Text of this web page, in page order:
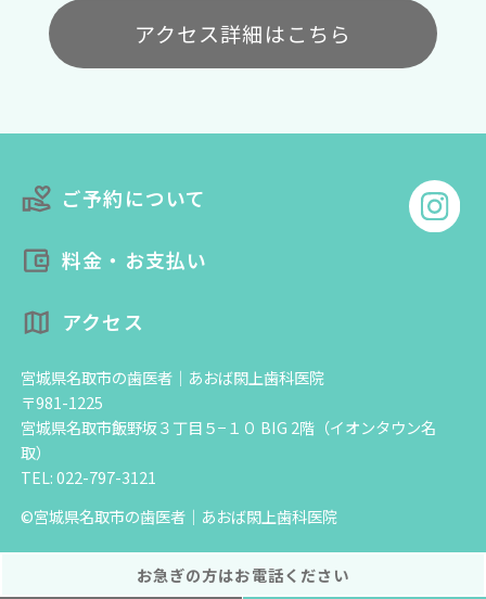
アクセス詳細はこちら
ご予約について
料金・お支払い
アクセス
宮城県名取市の歯医者｜あおば閖上歯科医院
〒981-1225
宮城県名取市飯野坂３丁目５−１０ BIG 2階（イオンタウン名
取）
TEL: 022-797-3121
©宮城県名取市の歯医者｜あおば閖上歯科医院